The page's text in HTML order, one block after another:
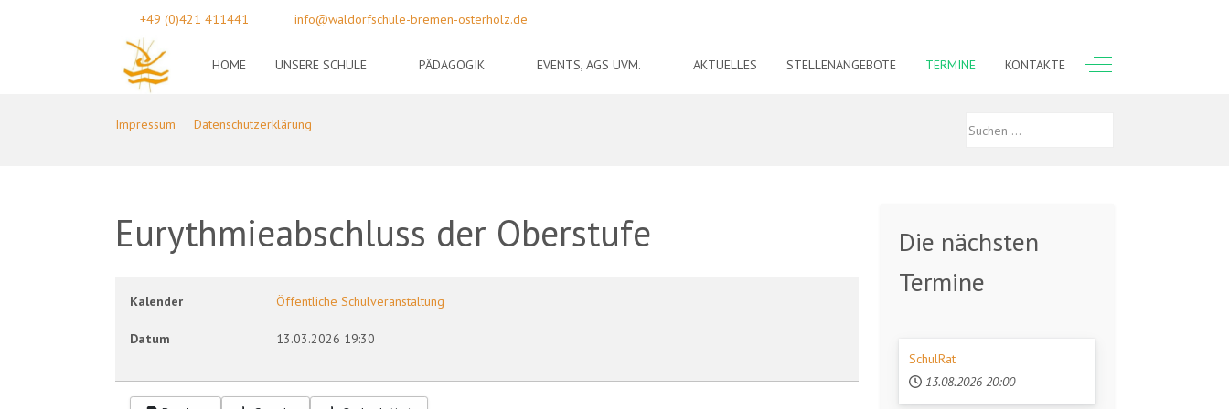
+49 (0)421 411441 info@waldorfschule-bremen-osterholz.de
HOME UNSERE SCHULE PÄDAGOGIK EVENTS, AGS UVM. AKTUELLES STELLENANGEBOTE TERMINE KONTAKTE Off-Canvas Toggle
Impressum Datenschutzerklärung
Eurythmieabschluss der Oberstufe
Kalender Öffentliche Schulveranstaltung
Datum 13.03.2026 19:30
Die nächsten
Termine
SchulRat
13.08.2026 20:00